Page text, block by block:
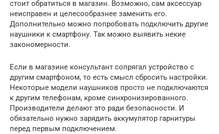
стоит обратиться в магазин. Возможно, сам аксессуар
неисправен и целесообразнее заменить его.
Дополнительно можно попробовать подключить другие
наушники к смартфону. Так можно выявить некие
закономерности.
Если в магазине консультант сопрягал устройство с
другим смартфоном, то есть смысл сбросить настройки.
Некоторые модели наушников просто не подключаются
к другим телефонам, кроме синхронизированного.
Производители делают это ради безопасности. И
обязательно нужно зарядить аккумулятор гарнитуры
перед первым подключением.